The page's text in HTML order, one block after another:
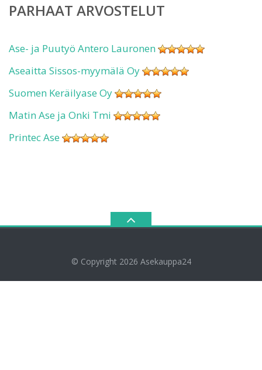
PARHAAT ARVOSTELUT
Ase- ja Puutyö Antero Lauronen
Aseaitta Sissos-myymälä Oy
Suomen Keräilyase Oy
Matin Ase ja Onki Tmi
Printec Ase
© Copyright 2026 Asekauppa24